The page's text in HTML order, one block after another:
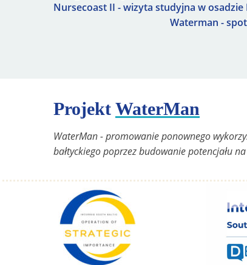
Nursecoast II - wizyta studyjna w osadzie
Waterman -
Projekt WaterMan
WaterMan - promowanie ponownego
bałtyckiego poprzez budowanie potencjału